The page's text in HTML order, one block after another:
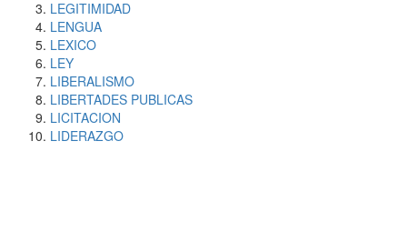
LEGITIMIDAD
LENGUA
LEXICO
LEY
LIBERALISMO
LIBERTADES PUBLICAS
LICITACION
LIDERAZGO